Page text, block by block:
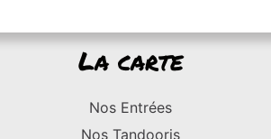
La carte
Nos Entrées
Nos Tandooris